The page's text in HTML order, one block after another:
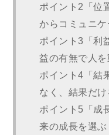
ポイント2「位
からコミュニ
ポイント3「利
益の有無で人を
ポイント4「結
なく、結果だけ
ポイント5「成
来の成長を選ぶ